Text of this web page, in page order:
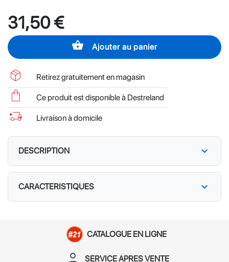
31,50 €
shopping_basket Ajouter au panier
package_2 Retirez gratuitement en magasin
shopping_bag Ce produit est disponible à Destreland
delivery_truck_bolt Livraison à domicile
DESCRIPTION expand_more
CARACTERISTIQUES expand_more
CATALOGUE EN LIGNE
SERVICE APRES VENTE